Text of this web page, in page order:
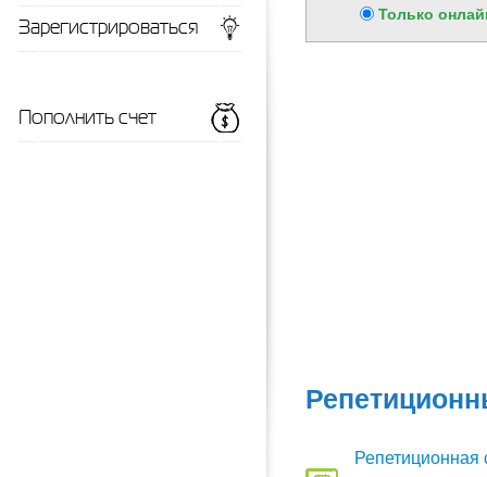
Только
Репетиционная
Зарегистрироваться
Пополнить счет